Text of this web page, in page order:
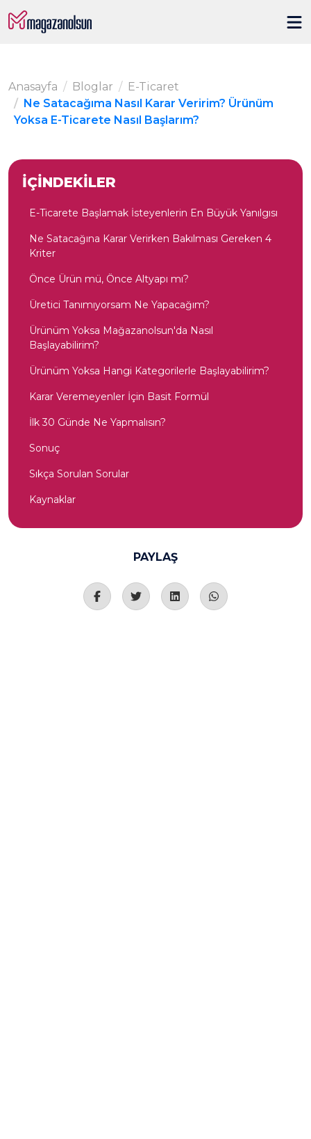
Anasayfa Bloglar
E-Ticaret
Ne Satacağıma Nasıl Karar Veririm? Ürünüm
Yoksa E-Ticarete Nasıl Başlarım?
İÇİNDEKİLER
E-Ticarete Başlamak İsteyenlerin En Büyük Yanılgısı
Ne Satacağına Karar Verirken Bakılması Gereken 4
Kriter
Önce Ürün mü, Önce Altyapı mı?
Üretici Tanımıyorsam Ne Yapacağım?
Ürünüm Yoksa Mağazanolsun'da Nasıl
Başlayabilirim?
Ürünüm Yoksa Hangi Kategorilerle Başlayabilirim?
Karar Veremeyenler İçin Basit Formül
İlk 30 Günde Ne Yapmalısın?
Sonuç
Sıkça Sorulan Sorular
Kaynaklar
PAYLAŞ